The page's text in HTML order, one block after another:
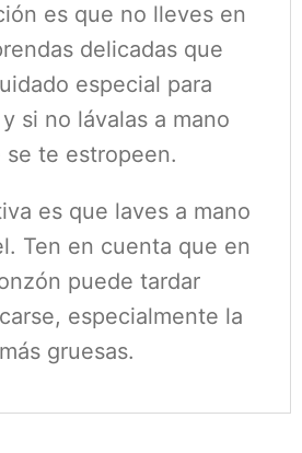
es que no lleves en
delicadas que
especial para
si no lávalas a mano
se te estropeen.
es que laves a mano
Ten en cuenta que en
puede tardar
especialmente la
gruesas.